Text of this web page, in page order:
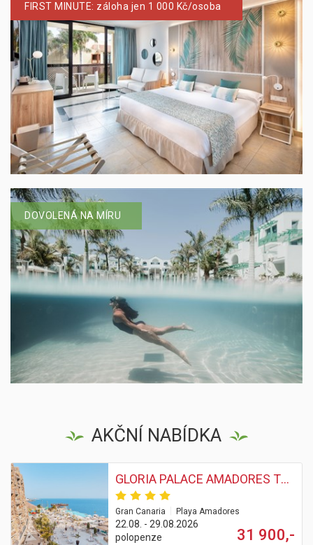
FIRST MINUTE: záloha jen 1 000 Kč/osoba
DOVOLENÁ NA MÍRU
AKČNÍ NABÍDKA
GLORIA PALACE AMADORES THALASSO & HOTEL
Gran Canaria Playa Amadores
22.08. - 29.08.2026
polopenze
31 900,-